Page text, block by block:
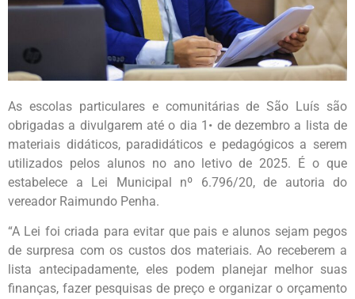
As escolas particulares e comunitárias de São Luís são
obrigadas a divulgarem até o dia 1• de dezembro a lista de
materiais didáticos, paradidáticos e pedagógicos a serem
utilizados pelos alunos no ano letivo de 2025. É o que
estabelece a Lei Municipal nº 6.796/20, de autoria do
vereador Raimundo Penha.
“A Lei foi criada para evitar que pais e alunos sejam pegos
de surpresa com os custos dos materiais. Ao receberem a
lista antecipadamente, eles podem planejar melhor suas
finanças, fazer pesquisas de preço e organizar o orçamento